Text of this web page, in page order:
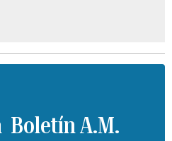
Boletín A.M.